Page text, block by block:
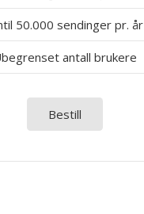
50.000 sendinger pr. år
antall brukere
Bestill